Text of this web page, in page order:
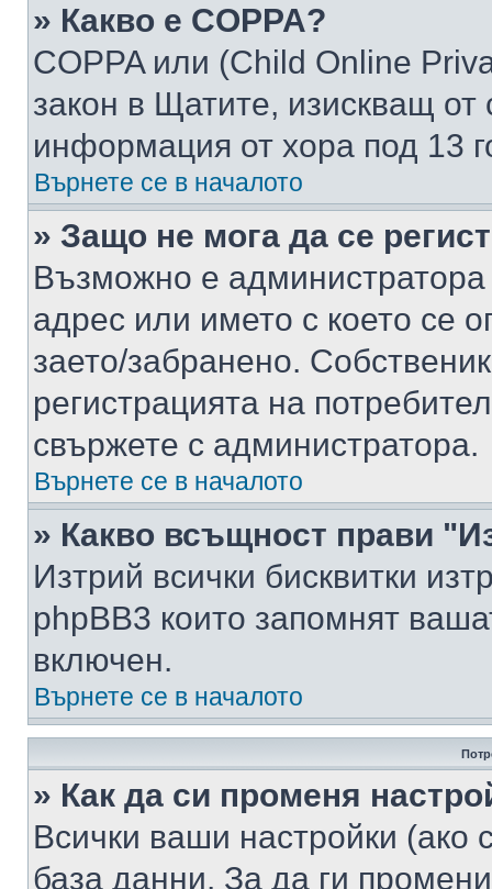
» Какво е COPPA?
COPPA или (Child Online
закон в Щатите, изискващ от
информация от хора под 13
Върнете се в началото
» Защо не мога да се
Възможно е
адрес или името с което се
заето/забранено.
регистрацията на
свържете с администратора.
Върнете се в началото
» Какво всъщност прави
Изтрий всички бисквитки
phpBB3 които запомнят
включен.
Върнете се в началото
» Как да си променя
Всички ваши настройки (ако
база данни. За да ги